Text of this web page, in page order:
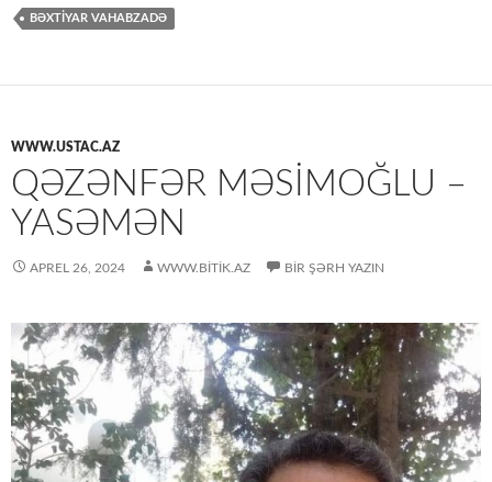
BƏXTİYAR VAHABZADƏ
WWW.USTAC.AZ
QƏZƏNFƏR MƏSIMOĞLU –
YASƏMƏN
APREL 26, 2024 WWW.BITIK.AZ BIR ŞƏRH YAZIN